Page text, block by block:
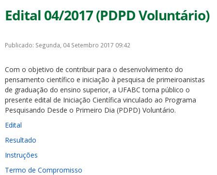
Edital 04/2017 (PDPD Voluntário)
Publicado: Segunda, 04 Setembro 2017 09:42
Com o objetivo de contribuir para o desenvolvimento do
pensamento científico e iniciação à pesquisa de primeiroanistas
de graduação do ensino superior, a UFABC torna público o
presente edital de Iniciação Científica vinculado ao Programa
Pesquisando Desde o Primeiro Dia (PDPD) Voluntário.
Edital
Resultado
Instruções
Termo de Compromisso